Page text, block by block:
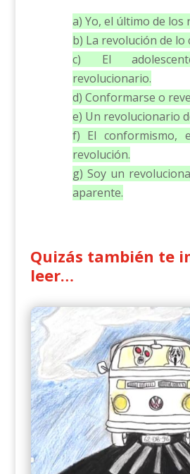
a) Yo, el último de
b) La revolución de lo
c) El
revolucionario.
d) Conformarse o
e) Un revolucionario
f) El conformismo,
revolución.
g) Soy un
aparente.
Quizás también te
leer…